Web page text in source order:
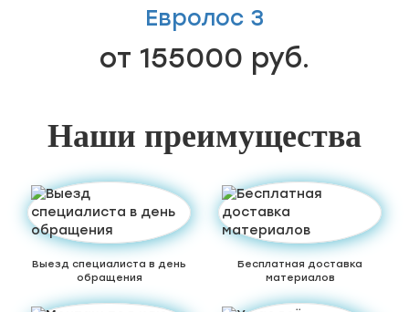
Евролос 3
от 155000 руб.
Наши преимущества
Выезд специалиста в день
обращения
Бесплатная доставка
материалов